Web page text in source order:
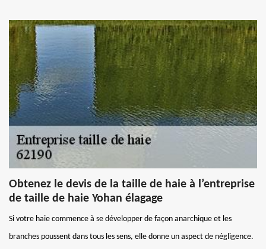
Obtenez le devis de la taille de haie à l’entreprise
de taille de haie Yohan élagage
Si votre haie commence à se développer de façon anarchique et les
branches poussent dans tous les sens, elle donne un aspect de négligence.